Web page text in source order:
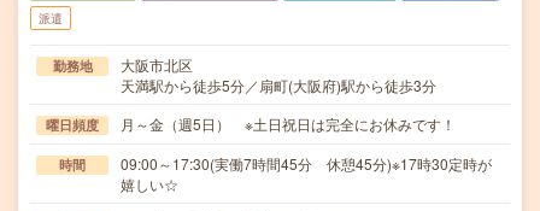
派遣
勤務地
大阪市北区
天満駅から徒歩5分／扇町(大阪府)駅から徒歩3分
曜日頻度 月～金（週5日） ※土日祝日は完全にお休みです！
時間
09:00～17:30(実働7時間45分 休憩45分)※17時30定時が
嬉しい☆